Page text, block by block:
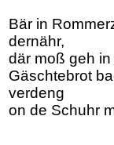
Bär in
dernähr,
där moß geh
Gäschtebrot
verdeng
on de Schuhr